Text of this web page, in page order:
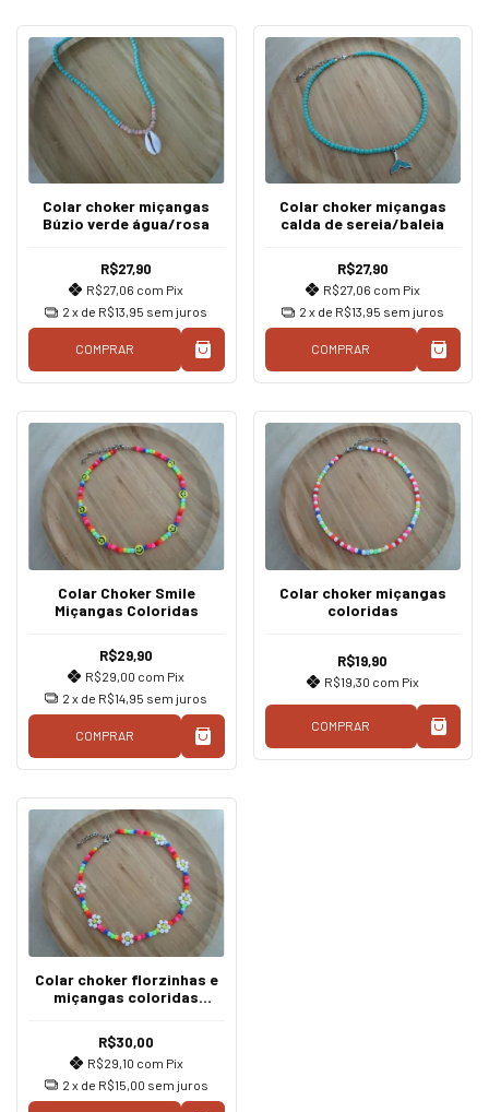
Colar choker miçangas
Búzio verde água/rosa
R$27,90
R$27,06 com Pix
2 x de R$13,95 sem juros
COMPRAR
Colar choker miçangas
calda de sereia/baleia
R$27,90
R$27,06 com Pix
2 x de R$13,95 sem juros
COMPRAR
Colar Choker Smile
Miçangas Coloridas
R$29,90
R$29,00 com Pix
2 x de R$14,95 sem juros
COMPRAR
Colar choker miçangas
coloridas
R$19,90
R$19,30 com Pix
COMPRAR
Colar choker florzinhas e
miçangas coloridas
R$30,00
R$29,10 com Pix
2 x de R$15,00 sem juros